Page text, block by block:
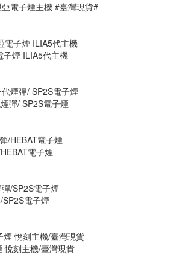
電子煙主機 #臺灣現貨#
子煙 ILIA5代主機
彈/ SP2S電子煙
電子煙
電子煙
悅刻主機/臺灣現貨